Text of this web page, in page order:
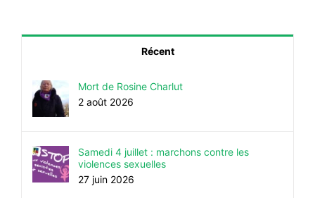
Récent
Mort de Rosine Charlut
2 août 2026
Samedi 4 juillet : marchons contre les
violences sexuelles
27 juin 2026